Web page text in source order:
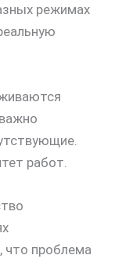
режимах
работ.
что проблема